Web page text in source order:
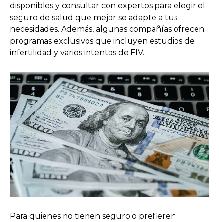
disponibles y consultar con expertos para elegir el
seguro de salud que mejor se adapte a tus
necesidades. Además, algunas compañías ofrecen
programas exclusivos que incluyen estudios de
infertilidad y varios intentos de FIV.
Para quienes no tienen seguro o prefieren